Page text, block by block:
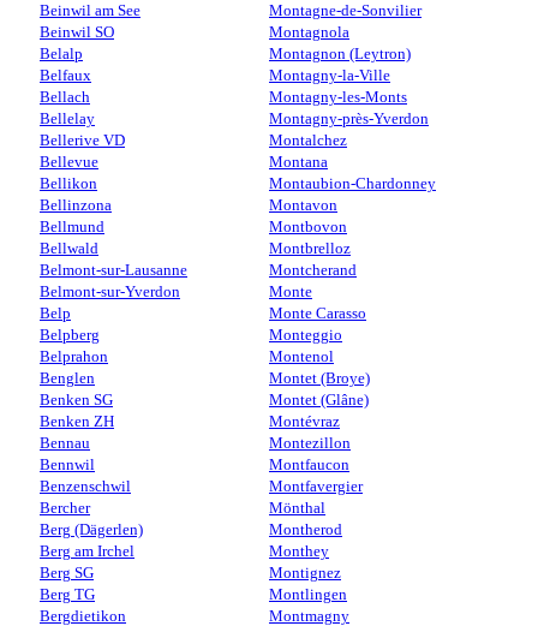
Beinwil am See
Beinwil SO
Belalp
Belfaux
Bellach
Bellelay
Bellerive VD
Bellevue
Bellikon
Bellinzona
Bellmund
Bellwald
Belmont-sur-Lausanne
Belmont-sur-Yverdon
Belp
Belpberg
Belprahon
Benglen
Benken SG
Benken ZH
Bennau
Bennwil
Benzenschwil
Bercher
Berg (Dägerlen)
Berg am Irchel
Berg SG
Berg TG
Bergdietikon
Montagne-de-Sonvilier
Montagnola
Montagnon (Leytron)
Montagny-la-Ville
Montagny-les-Monts
Montagny-près-Yverdon
Montalchez
Montana
Montaubion-Chardonney
Montavon
Montbovon
Montbrelloz
Montcherand
Monte
Monte Carasso
Monteggio
Montenol
Montet (Broye)
Montet (Glâne)
Montévraz
Montezillon
Montfaucon
Montfavergier
Mönthal
Montherod
Monthey
Montignez
Montlingen
Montmagny